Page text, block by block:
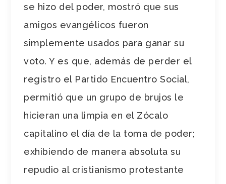
se hizo del poder, mostró que sus
amigos evangélicos fueron
simplemente usados para ganar su
voto. Y es que, además de perder el
registro el Partido Encuentro Social,
permitió que un grupo de brujos le
hicieran una limpia en el Zócalo
capitalino el día de la toma de poder;
exhibiendo de manera absoluta su
repudio al cristianismo protestante